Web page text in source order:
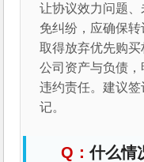
让协议效力问题
免纠纷，应确保
取得放弃优先购
公司资产与负债
违约责任。建议
记。
什么情